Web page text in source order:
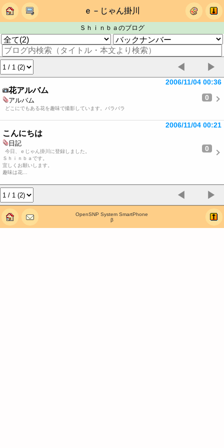
ｅ－じゃん掛川
Ｓｈｉｎｂａのブログ
◀ ▶
花アルバム
2006/11/04 00:36
アルバム 0
どこにでもある花を趣味で撮影しています。バラバラ
こんにちは
2006/11/04 00:21
日記
0
今日、ｅじゃん掛川に登録しました。
Ｓｈｉｎｂａです。
宜しくお願いします。
趣味は花…
◀ ▶
OpenSNP System SmartPhone
β